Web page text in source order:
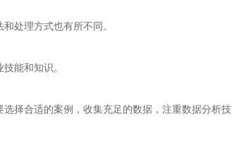
处理方式也有所不同。
能和知识。
择合适的案例，收集充足的数据，注重数据分析技